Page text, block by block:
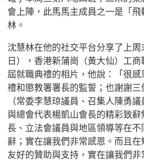
會上陣，此馬馬主成員之一是「飛
林。
沈慧林在他的社交平台分享了上周
日），香港新蒲崗（黃大仙）工
屆就職典禮的相片，他說：「很
禮和懲教署署長的監誓；也謝謝三
（常委李慧琼議員、召集人陳勇議
與總會代表楊凱山會長的精彩致辭
長、立法會議員與地區領導等在
辭；實在讓我們非常感恩。而且
友好的贊助與支持，實在讓我們非